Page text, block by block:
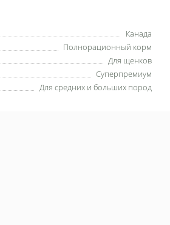
Канада
Полнорационный корм
Для щенков
Суперпремиум
Для средних и больших пород